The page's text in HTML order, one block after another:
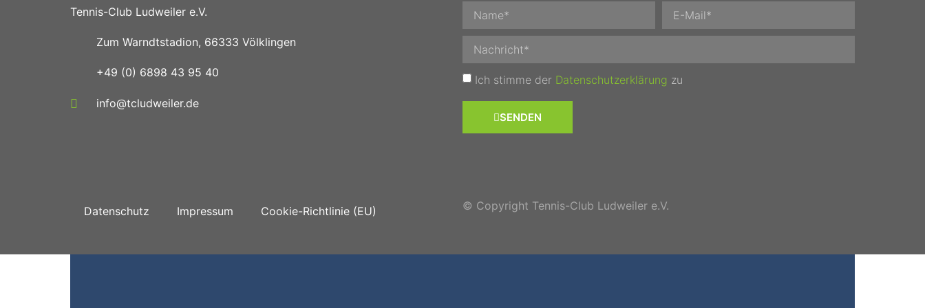
Tennis-Club Ludweiler e.V.
Zum Warndtstadion, 66333 Völklingen
+49 (0) 6898 43 95 40
info@tcludweiler.de
Ich stimme der Datenschutzerklärung zu
SENDEN
Datenschutz Impressum Cookie-Richtlinie (EU) © Copyright Tennis-Club Ludweiler e.V.